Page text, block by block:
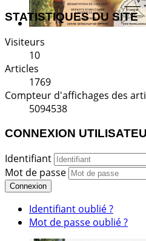
STATISTIQUES DU SITE
Visiteurs
10
Articles
1769
Compteur d'affichages des
5094538
CONNEXION
Identifiant
Mot de passe
Connexion
Identifiant oublié ?
Mot de passe oublié ?